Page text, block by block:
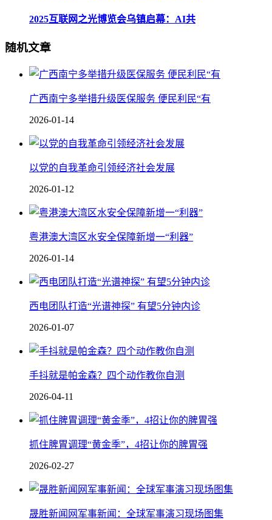
2025互联网之光博览会乌镇启幕：AI共
随机文章
广西南宁多举措升级医保服务 便民利民“有
2026-01-14
以党的自我革命引领经济社会发展
2026-01-12
粤港澳大湾区水安全保障新增一“利器”
2026-01-14
西电团队打造“光谱神探” 有望5分钟内诊
2026-01-07
手抖就是帕金森？四个动作教你自测
2026-04-11
抓住脾胃调理“黄金季”，4招让你的脾胃强
2026-02-27
晟胜新闻网军事新闻：全球军事演习现场图集